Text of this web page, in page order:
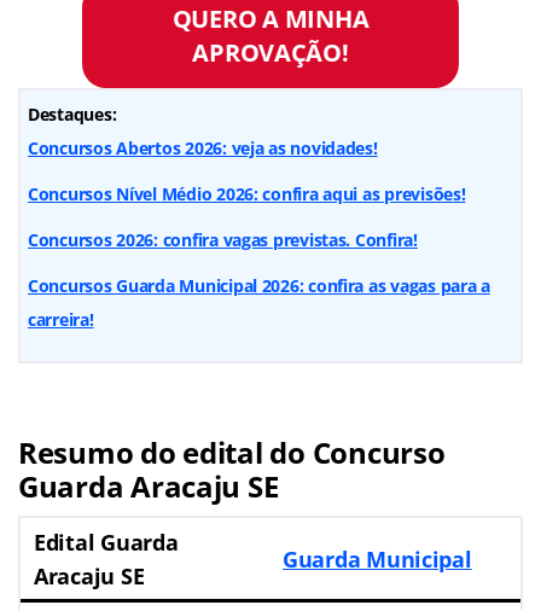
QUERO A MINHA
APROVAÇÃO!
Destaques:
Concursos Abertos 2026: veja as novidades!
Concursos Nível Médio 2026: confira aqui as previsões!
Concursos 2026: confira vagas previstas. Confira!
Concursos Guarda Municipal 2026: confira as vagas para a
carreira!
Resumo do edital do Concurso
Guarda Aracaju SE
Edital Guarda
Aracaju SE
Guarda Municipal